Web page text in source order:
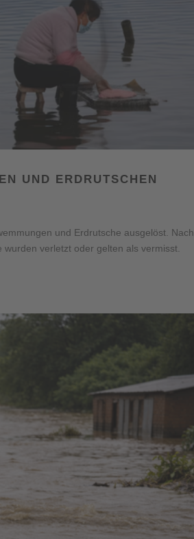
UND ERDRUTSCHEN
und Erdrutsche ausgelöst. Nach
verletzt oder gelten als vermisst.